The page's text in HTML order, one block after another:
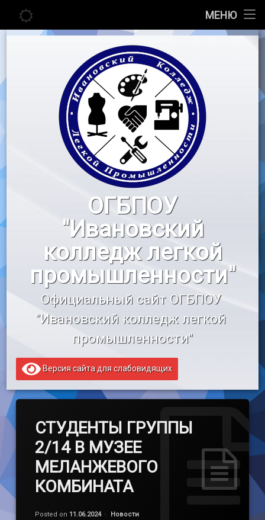
МЕНЮ
Главная
Педагогу
Воспитательная работа
«Профессионалы»
«Профессионалитет»
Образовательный кредит
Перейти
ОГБПОУ
"Ивановский
колледж легкой
промышленности"
Официальный сайт ОГБПОУ
"Ивановский колледж легкой
промышленности"
Версия сайта для слабовидящих
СТУДЕНТЫ ГРУППЫ
2/14 В МУЗЕЕ
МЕЛАНЖЕВОГО
КОМБИНАТА
Posted on 11.06.2024
Обновлено на
by
Категории:
Новости